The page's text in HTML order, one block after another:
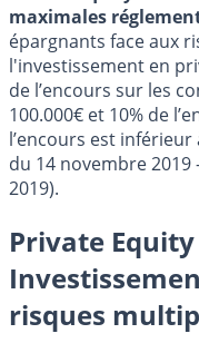
maximales
épargnants face aux
l'investissement en
de l’encours sur les
100.000€ et 10% de
l’encours est inférieur
du 14 novembre 2019
2019).
Private
risques